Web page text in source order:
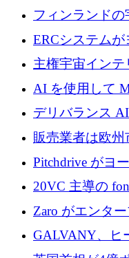
に 1,500 万ドル
フィンランド
Aavuus が、ス
レシード資金を
ERCシステム
埋めるために設
であるVictorを発
主権宇宙イン
中、ICEYEは
5,000万ユーロを
AI を使用して
るために 110
デリバランス
あるエンター
販売業者は欧州
ロを確保
Pitchdrive がヨ
業者を支援する
20VC 主導の
ラットフォーム
Zaro がエンタ
するために 510
GALVANY、ヒ
ドラウンドで